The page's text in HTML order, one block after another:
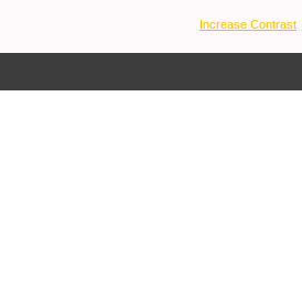
Increase Contrast